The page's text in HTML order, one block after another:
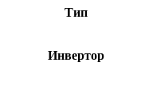
Тип
Инвертор